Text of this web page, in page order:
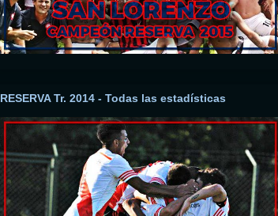
RESERVA Tr. 2014 - Todas las estadísticas